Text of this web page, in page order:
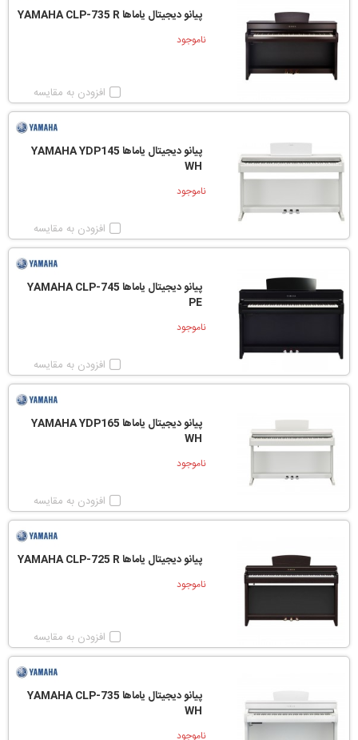
پیانو دیجیتال یاماها YAMAHA CLP-735 R
ناموجود
افزودن به مقایسه
پیانو دیجیتال یاماها YAMAHA YDP145
WH
ناموجود
افزودن به مقایسه
پیانو دیجیتال یاماها YAMAHA CLP-745
PE
ناموجود
افزودن به مقایسه
پیانو دیجیتال یاماها YAMAHA YDP165
WH
ناموجود
افزودن به مقایسه
پیانو دیجیتال یاماها YAMAHA CLP-725 R
ناموجود
افزودن به مقایسه
پیانو دیجیتال یاماها YAMAHA CLP-735
WH
ناموجود